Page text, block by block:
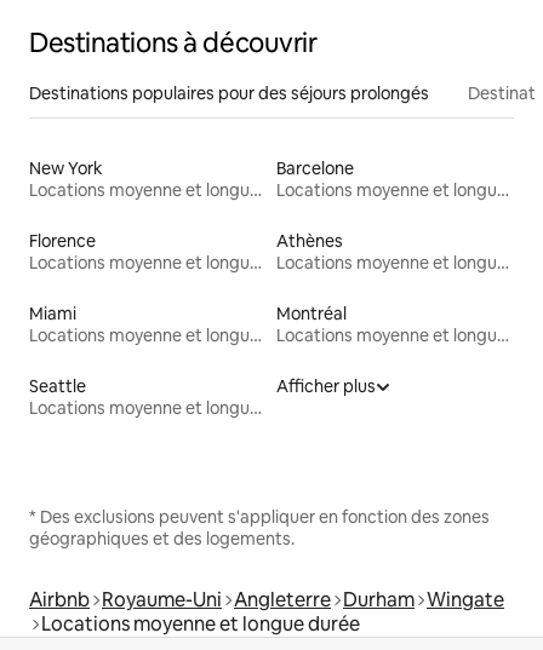
Destinations à découvrir
Destinations populaires pour des séjours prolongés
New York
Locations moyenne et longue durée
Barcelone
Locations moyenne et longue durée
Florence
Locations moyenne et longue durée
Athènes
Locations moyenne et longue durée
Miami
Locations moyenne et longue durée
Montréal
Locations moyenne et longue durée
Seattle
Locations moyenne et longue durée
Afficher plus
* Des exclusions peuvent s'appliquer en fonction des zones
géographiques et des logements.
Airbnb Royaume-Uni Angleterre Durham Wingate
Locations moyenne et longue durée